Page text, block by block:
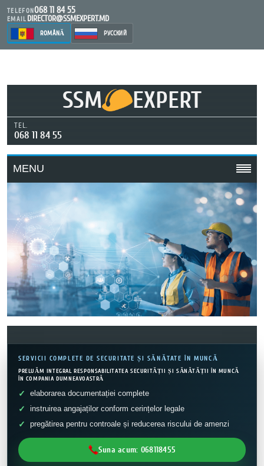
TELEFON068 11 84 55
EMAIL DIRECTOR@SSMEXPERT.MD
ROMÂNĂ РУССКИЙ
SSM EXPERT
TEL.
068 11 84 55
MENU
SERVICII COMPLETE DE SECURITATE ȘI SĂNĂTATE ÎN MUNCĂ
PRELUĂM INTEGRAL RESPONSABILITATEA SECURITĂȚII ȘI SĂNĂTĂȚII ÎN MUNCĂ
ÎN COMPANIA DUMNEAVOASTRĂ
elaborarea documentației complete
instruirea angajaților conform cerințelor legale
pregătirea pentru controale și reducerea riscului de amenzi
Suna acum: 068118455